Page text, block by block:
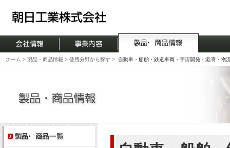
ホーム > 製品・商品情報 > 使用分野から探す > 自動車・船舶・鉄道車両・宇宙開発・港湾・物